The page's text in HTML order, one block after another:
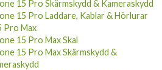
15 Pro Skärmskydd & Kameraskydd
15 Pro Laddare, Kablar & Hörlurar
Pro Max
15 Pro Max Skal
15 Pro Max Skärmskydd &